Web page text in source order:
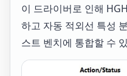
이 드라이버로 인해
하고 자동 적외선 특성
스트 벤치에 통합할 수